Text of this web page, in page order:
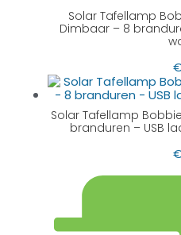
Solar Tafellamp
Dimbaar – 8
Solar Tafellamp
branduren – USB